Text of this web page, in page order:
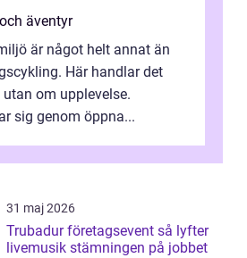
äventyr
är något helt annat än
Här handlar det
om upplevelse.
sig genom öppna...
31 maj 2026
Trubadur företagsevent så lyfter
livemusik stämningen på jobbet